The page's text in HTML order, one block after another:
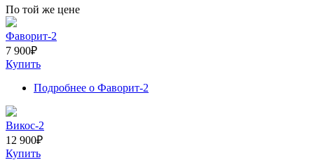
По той же цене
Фаворит-2
7 900₽
Купить
Подробнее о Фаворит-2
Викос-2
12 900₽
Купить